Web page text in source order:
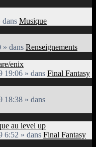
dans Musique
» dans Renseignements
enix
19:06 » dans Final Fantasy
18:38 » dans
au level up
6:52 » dans Final Fantasy